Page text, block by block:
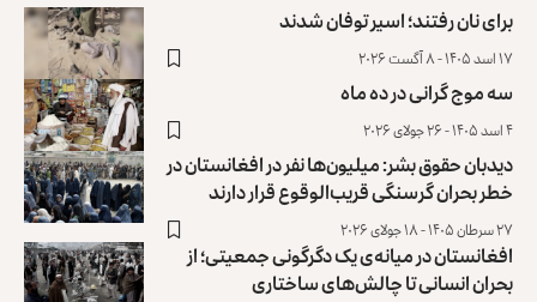
برای نان رفتند؛ اسیر توفان شدند
۱۷ اسد ۱۴۰۵ - ۸ آگست ۲۰۲۶
سه موج گرانی در ده ماه
۴ اسد ۱۴۰۵ - ۲۶ جولای ۲۰۲۶
دیدبان حقوق بشر: میلیون‌ها نفر در افغانستان در
خطر بحران گرسنگی قریب‌الوقوع قرار دارند
۲۷ سرطان ۱۴۰۵ - ۱۸ جولای ۲۰۲۶
افغانستان در میانه‌ی یک دگرگونی جمعیتی؛ از
بحران انسانی تا چالش‌های ساختاری